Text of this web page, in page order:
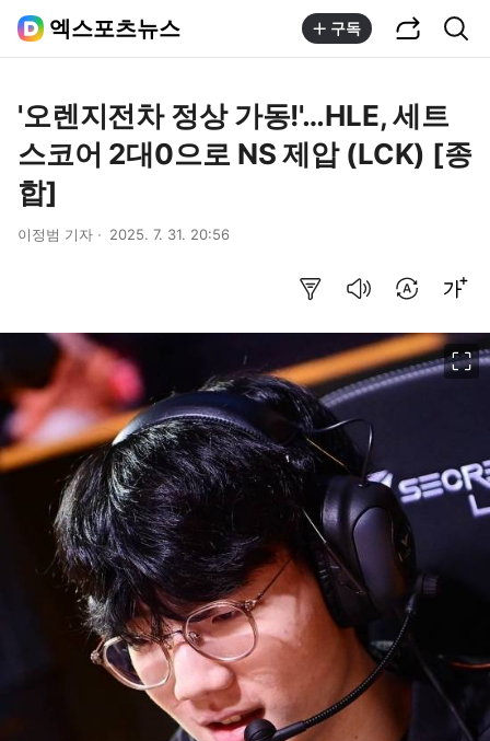
엑스포츠뉴스 구독
'오렌지전차 정상 가동!'…HLE, 세트
스코어 2대0으로 NS 제압 (LCK) [종
합]
이정범 기자 2025. 7. 31. 20:56